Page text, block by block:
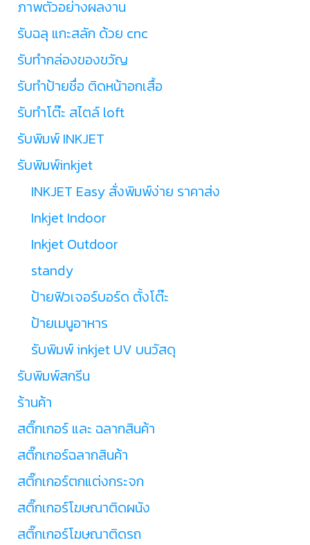
ภาพตัวอย่างผลงาน
รับฉลุ แกะสลัก ด้วย cnc
รับทำกล่องของขวัญ
รับทำป้ายชื่อ ติดหน้าอกเสื้อ
รับทำโต๊ะ สไตล์ loft
รับพิมพ์ INKJET
รับพิมพ์inkjet
INKJET Easy สั่งพิมพ์ง่าย ราคาส่ง
Inkjet Indoor
Inkjet Outdoor
standy
ป้ายฟิวเจอร์บอร์ด ตั้งโต๊ะ
ป้ายเมนูอาหาร
รับพิมพ์ inkjet UV บนวัสดุ
รับพิมพ์สกรีน
ร้านค้า
สติ๊กเกอร์ และ ฉลากสินค้า
สติ๊กเกอร์ฉลากสินค้า
สติ๊กเกอร์ตกแต่งกระจก
สติ๊กเกอร์โฆษณาติดผนัง
สติ๊กเกอร์โฆษณาติดรถ